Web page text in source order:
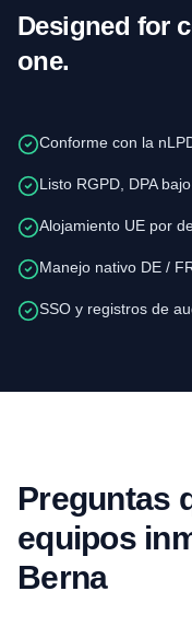
Designed for
one.
Conforme con la
Listo RGPD, DPA
Alojamiento UE por
Manejo nativo DE /
SSO y registros de
Preguntas
equipos
Berna